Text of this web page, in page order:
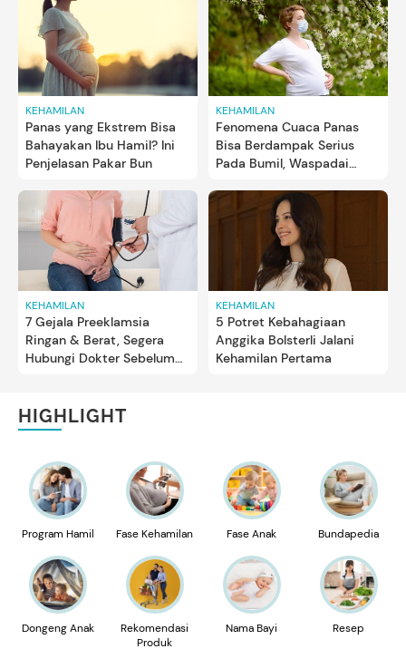
KEHAMILAN
Panas yang Ekstrem Bisa
Bahayakan Ibu Hamil? Ini
Penjelasan Pakar Bun
KEHAMILAN
Fenomena Cuaca Panas
Bisa Berdampak Serius
Pada Bumil, Waspadai
KEHAMILAN
7 Gejala Preeklamsia
Ringan & Berat, Segera
Hubungi Dokter Sebelum
KEHAMILAN
5 Potret Kebahagiaan
Anggika Bolsterli Jalani
Kehamilan Pertama
HIGHLIGHT
Program Hamil Fase Kehamilan Fase Anak Bundapedia
Dongeng Anak
Rekomendasi
Produk
Nama Bayi Resep